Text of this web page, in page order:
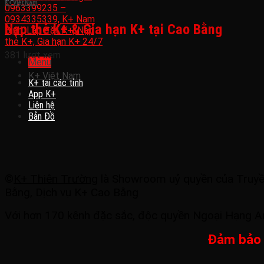
Menu
K+ tại các tỉnh
App K+
Liên hệ
Bản Đồ
K+ Việt Nam
Nạp thẻ K+ & Gia hạn K+ tại Cao Bằng
381 lượt xem
K+ Việt Nam
Đảm bảo